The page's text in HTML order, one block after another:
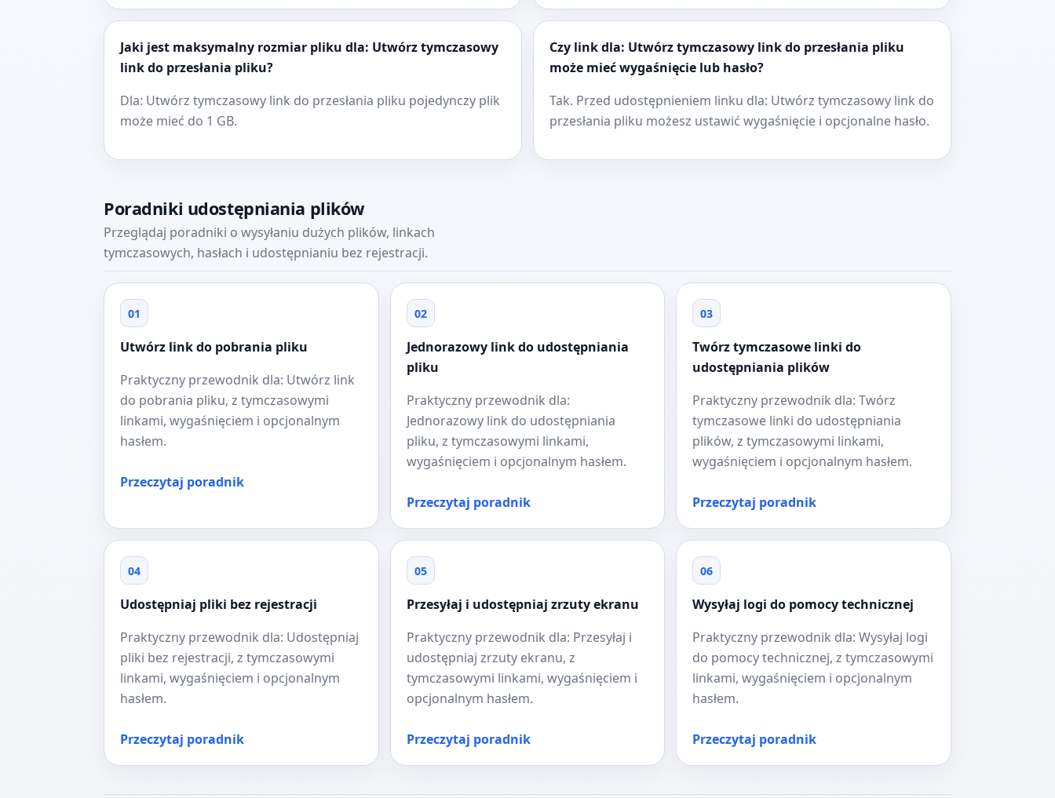
Jaki jest maksymalny rozmiar pliku dla: Utwórz tymczasowy
link do przesłania pliku?
Dla: Utwórz tymczasowy link do przesłania pliku pojedynczy plik
może mieć do 1 GB.
Czy link dla: Utwórz tymczasowy link do przesłania pliku
może mieć wygaśnięcie lub hasło?
Tak. Przed udostępnieniem linku dla: Utwórz tymczasowy link do
przesłania pliku możesz ustawić wygaśnięcie i opcjonalne hasło.
Poradniki udostępniania plików
Przeglądaj poradniki o wysyłaniu dużych plików, linkach
tymczasowych, hasłach i udostępnianiu bez rejestracji.
01
Utwórz link do pobrania pliku
Praktyczny przewodnik dla: Utwórz link
do pobrania pliku, z tymczasowymi
linkami, wygaśnięciem i opcjonalnym
hasłem.
Przeczytaj poradnik
02
Jednorazowy link do udostępniania
pliku
Praktyczny przewodnik dla:
Jednorazowy link do udostępniania
pliku, z tymczasowymi linkami,
wygaśnięciem i opcjonalnym hasłem.
Przeczytaj poradnik
03
Twórz tymczasowe linki do
udostępniania plików
Praktyczny przewodnik dla: Twórz
tymczasowe linki do udostępniania
plików, z tymczasowymi linkami,
wygaśnięciem i opcjonalnym hasłem.
Przeczytaj poradnik
04
Udostępniaj pliki bez rejestracji
Praktyczny przewodnik dla: Udostępniaj
pliki bez rejestracji, z tymczasowymi
linkami, wygaśnięciem i opcjonalnym
hasłem.
Przeczytaj poradnik
05
Przesyłaj i udostępniaj zrzuty ekranu
Praktyczny przewodnik dla: Przesyłaj i
udostępniaj zrzuty ekranu, z
tymczasowymi linkami, wygaśnięciem i
opcjonalnym hasłem.
Przeczytaj poradnik
06
Wysyłaj logi do pomocy technicznej
Praktyczny przewodnik dla: Wysyłaj logi
do pomocy technicznej, z tymczasowymi
linkami, wygaśnięciem i opcjonalnym
hasłem.
Przeczytaj poradnik